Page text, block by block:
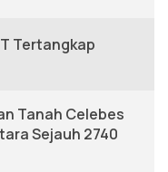
Tertangkap
Tanah Celebes
Sejauh 2740